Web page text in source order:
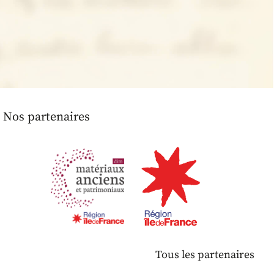
Nos partenaires
Tous les partenaires